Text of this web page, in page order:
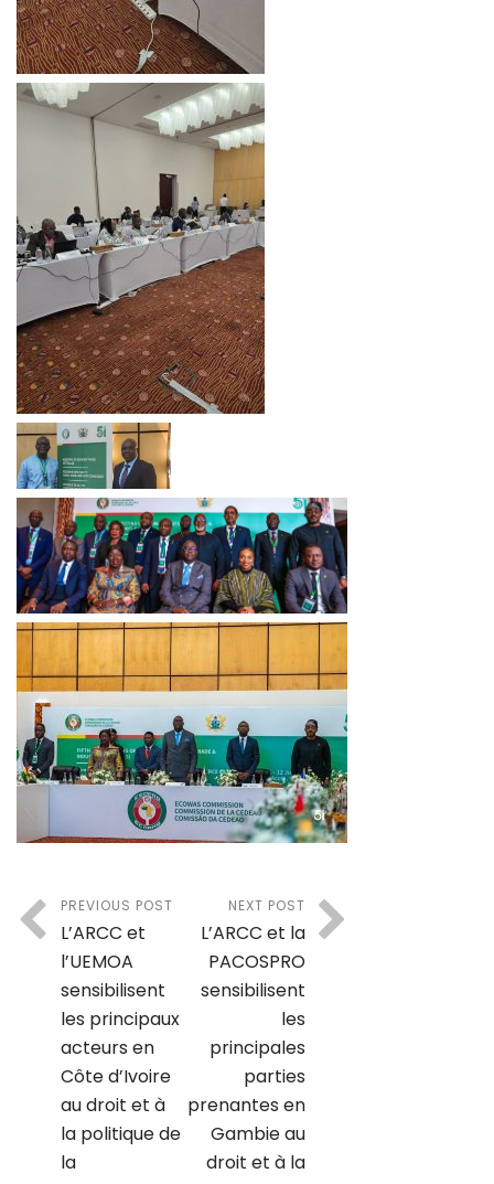
PREVIOUS POST
L’ARCC et
l’UEMOA
sensibilisent
les principaux
acteurs en
Côte d’Ivoire
au droit et à
la politique de
la
NEXT POST
L’ARCC et la
PACOSPRO
sensibilisent
les
principales
parties
prenantes en
Gambie au
droit et à la